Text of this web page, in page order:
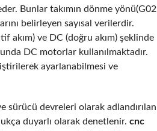
Bunlar takımın dönme yönü(G02
belirleyen sayısal verilerdir.
akım) ve DC (doğru akım) şeklinde
DC motorlar kullanılmaktadır.
ayarlanabilmesi ve
sürücü devreleri olarak adlandırılan
duyarlı olarak denetlenir. cnc